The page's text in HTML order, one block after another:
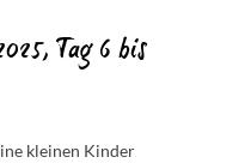
Tag 6 bis
kleinen Kinder